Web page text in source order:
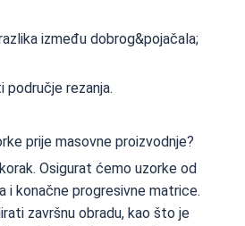
između dobrog&pojačala;
područje rezanja.
prije masovne proizvodnje?
Osigurat ćemo uzorke od
i konačne progresivne matrice.
završnu obradu, kao što je